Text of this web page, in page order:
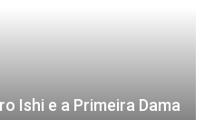
Ishi e a Primeira Dama